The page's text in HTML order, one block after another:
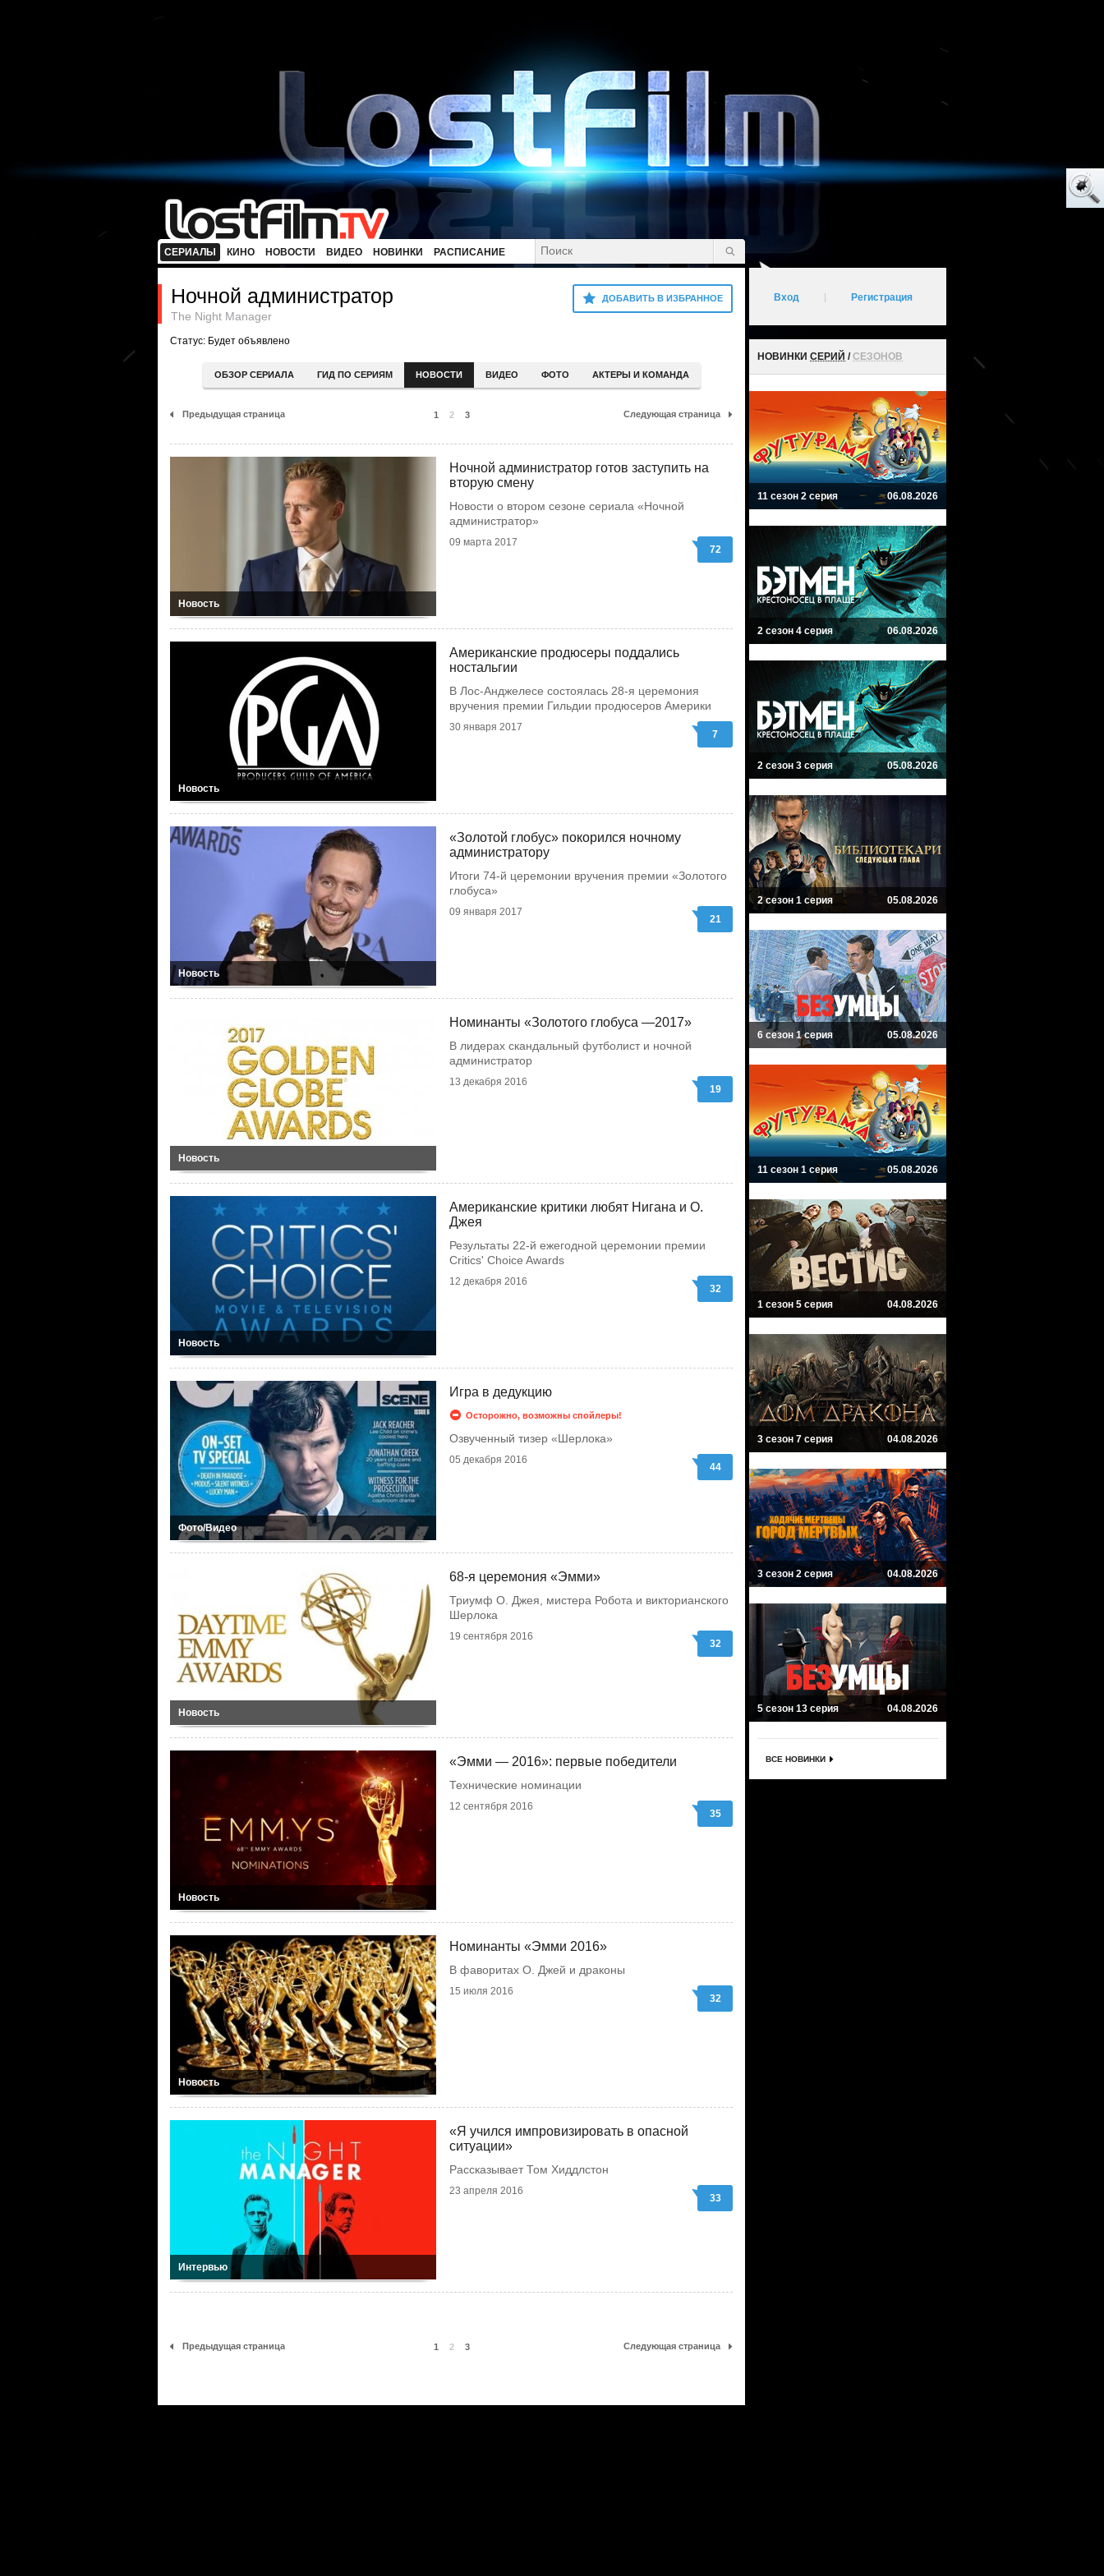
СЕРИАЛЫ КИНО НОВОСТИ ВИДЕО НОВИНКИ РАСПИСАНИЕ
ДОБАВИТЬ В ИЗБРАННОЕ
Ночной администратор
The Night Manager
Статус: Будет объявлено
ОБЗОР СЕРИАЛА ГИД ПО СЕРИЯМ НОВОСТИ ВИДЕО ФОТО АКТЕРЫ И КОМАНДА
Предыдущая страница 1 2 3 Следующая страница
Новость
Ночной администратор готов заступить на
вторую смену
Новости о втором сезоне сериала «Ночной
администратор»
09 марта 2017
72
Новость
Американские продюсеры поддались
ностальгии
В Лос-Анджелесе состоялась 28-я церемония
вручения премии Гильдии продюсеров Америки
30 января 2017
7
Новость
«Золотой глобус» покорился ночному
администратору
Итоги 74-й церемонии вручения премии «Золотого
глобуса»
09 января 2017
21
Новость
Номинанты «Золотого глобуса —2017»
В лидерах скандальный футболист и ночной
администратор
13 декабря 2016
19
Новость
Американские критики любят Нигана и О.
Джея
Результаты 22-й ежегодной церемонии премии
Critics' Choice Awards
12 декабря 2016
32
Фото/Видео
Игра в дедукцию
Осторожно, возможны спойлеры!
Озвученный тизер «Шерлока»
05 декабря 2016
44
Новость
68-я церемония «Эмми»
Триумф О. Джея, мистера Робота и викторианского
Шерлока
19 сентября 2016
32
Новость
«Эмми — 2016»: первые победители
Технические номинации
12 сентября 2016
35
Новость
Номинанты «Эмми 2016»
В фаворитах О. Джей и драконы
15 июля 2016
32
Интервью
«Я учился импровизировать в опасной
ситуации»
Рассказывает Том Хиддлстон
23 апреля 2016
33
Предыдущая страница 1 2 3 Следующая страница
Вход Регистрация
НОВИНКИ СЕРИЙ /СЕЗОНОВ
11 сезон 2 серия 06.08.2026
2 сезон 4 серия 06.08.2026
2 сезон 3 серия 05.08.2026
2 сезон 1 серия 05.08.2026
6 сезон 1 серия 05.08.2026
11 сезон 1 серия 05.08.2026
1 сезон 5 серия 04.08.2026
3 сезон 7 серия 04.08.2026
3 сезон 2 серия 04.08.2026
5 сезон 13 серия 04.08.2026
ВСЕ НОВИНКИ